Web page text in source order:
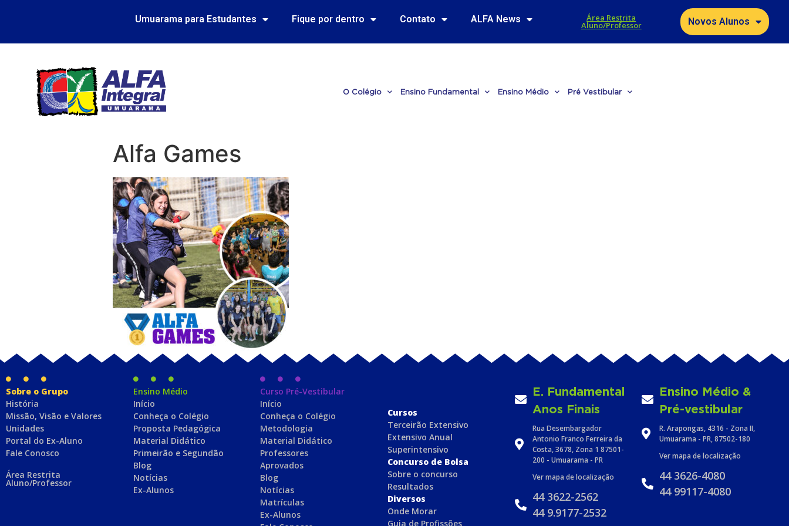
Umuarama para Estudantes Fique por dentro Contato ALFA News Área Restrita
Aluno/Professor Novos Alunos
O Colégio Ensino Fundamental Ensino Médio Pré Vestibular
Alfa Games
Sobre o Grupo
História
Missão, Visão e Valores
Unidades
Portal do Ex-Aluno
Fale Conosco
Área Restrita
Aluno/Professor
Ensino Médio
Início
Conheça o Colégio
Proposta Pedagógica
Material Didático
Primeirão e Segundão
Blog
Notícias
Ex-Alunos
Curso Pré-Vestibular
Início
Conheça o Colégio
Metodologia
Material Didático
Professores
Aprovados
Blog
Notícias
Matrículas
Ex-Alunos
Cursos
Terceirão Extensivo
Extensivo Anual
Superintensivo
Concurso de Bolsa
Sobre o concurso
Resultados
Diversos
Onde Morar
Guia de Profissões
E. Fundamental
Anos Finais
Rua Desembargador
Antonio Franco Ferreira da
Costa, 3678, Zona 1 87501-
200 - Umuarama - PR
Ver mapa de localização
44 3622-2562
44 9.9177-2532
Ensino Médio &
Pré-vestibular
R. Arapongas, 4316 - Zona II,
Umuarama - PR, 87502-180
Ver mapa de localização
44 3626-4080
44 99117-4080